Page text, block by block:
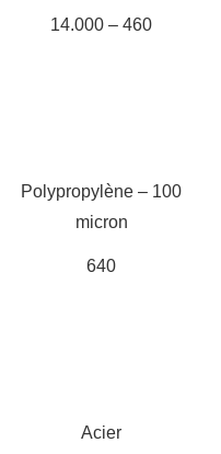
14.000 – 460
Polypropylène – 100
micron
640
Acier